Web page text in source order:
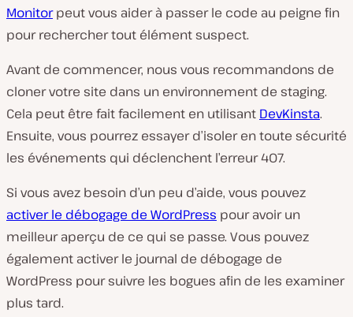
Monitorpeut vous aider à passer le code au peigne fin
pour rechercher tout élément suspect.
Avant de commencer, nous vous recommandons de
cloner votre site dans un environnement de staging.
Cela peut être fait facilement en utilisant DevKinsta.
Ensuite, vous pourrez essayer d’isoler en toute sécurité
les événements qui déclenchent l’erreur 407.
Si vous avez besoin d’un peu d’aide, vous pouvez
activer le débogage de WordPress pour avoir un
meilleur aperçu de ce qui se passe. Vous pouvez
également activer le journal de débogage de
WordPress pour suivre les bogues afin de les examiner
plus tard.